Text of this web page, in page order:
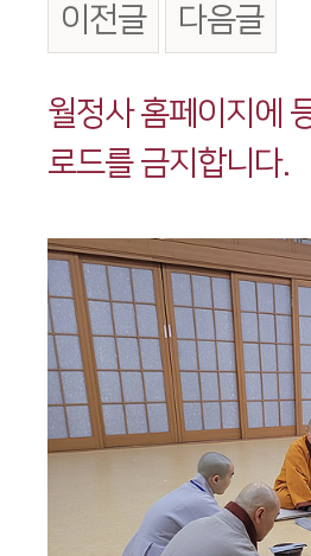
이전글 다음글
본문
월정사 홈페이지에
로드를 금지합니다.